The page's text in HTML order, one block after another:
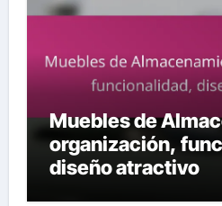
Muebles de
organización,
diseño atractivo